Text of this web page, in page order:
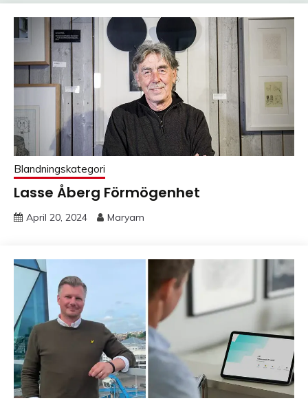
Blandningskategori
Lasse Åberg Förmögenhet
April 20, 2024 Maryam